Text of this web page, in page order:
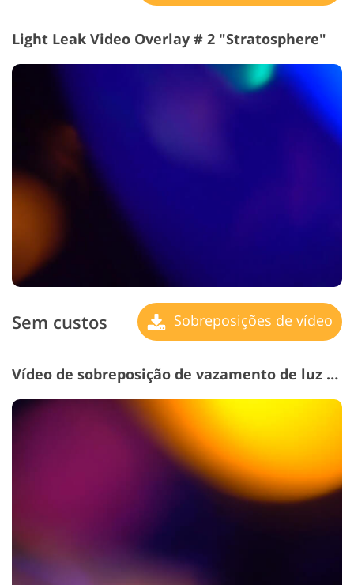
Light Leak Video Overlay # 2 "Stratosphere"
Sem custos Sobreposições de vídeo
Vídeo de sobreposição de vazamento de luz # 3 "Holiday Feel"